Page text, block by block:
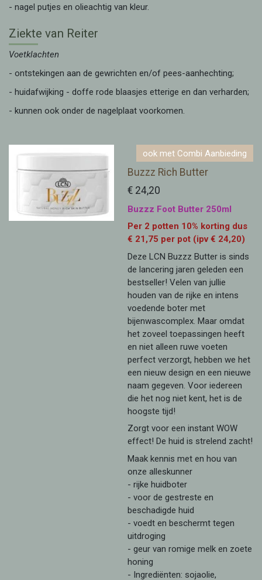
- nagel putjes en olieachtig van kleur.
Ziekte van Reiter
Voetklachten
- ontstekingen aan de gewrichten en/of pees-aanhechting;
- huidafwijking - doffe rode blaasjes etterige en dan verharden;
- kunnen ook onder de nagelplaat voorkomen.
ook met Combi Aanbieding
Buzzz Rich Butter
€ 24,20
Buzzz Foot Butter 250ml
Per 2 potten 10% korting dus
€ 21,75 per pot (ipv € 24,20)
Deze LCN Buzzz Butter is sinds
de lancering jaren geleden een
bestseller! Velen van jullie
houden van de rijke en intens
voedende boter met
bijenwascomplex. Maar omdat
het zoveel toepassingen heeft
en niet alleen ruwe voeten
perfect verzorgt, hebben we het
een nieuw design en een nieuwe
naam gegeven. Voor iedereen
die het nog niet kent, het is de
hoogste tijd!
Zorgt voor een instant WOW
effect! De huid is strelend zacht!
Maak kennis met en hou van
onze alleskunner
- rijke huidboter
- voor de gestreste en
beschadigde huid
- voedt en beschermt tegen
uitdroging
- geur van romige melk en zoete
honing
- Ingrediënten: sojaolie,